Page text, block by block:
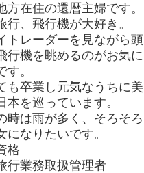
方在住の還暦主婦です。
行、飛行機が大好き。
トレーダーを見ながら頭
行機を眺めるのがお気に
す。
も卒業し元気なうちに美
本を巡っています。
時は雨が多く、そろそろ
になりたいです。
格
行業務取扱管理者